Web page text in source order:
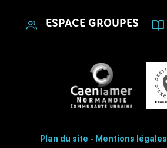
ESPACE GROUPES
Plan du site - Mentions légales